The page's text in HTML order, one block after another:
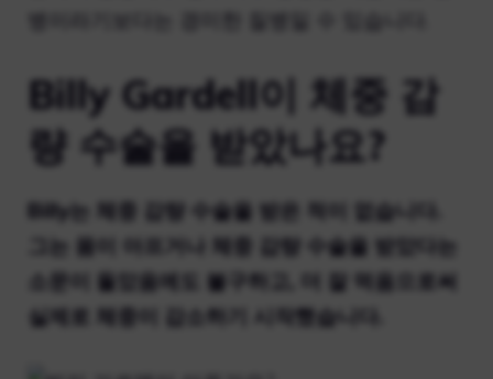
병이라기보다는 경미한 질병일 수 있습니다.
Billy Gardell이 체중 감
량 수술을 받았나요?
Billy는 체중 감량 수술을 받은 적이 없습니다.
그는 몸이 아프거나 체중 감량 수술을 받았다는
소문이 돌았음에도 불구하고, 더 잘 먹음으로써
실제로 체중이 감소하기 시작했습니다.